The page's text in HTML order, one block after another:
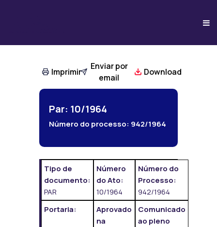
Imprimir
Enviar por
email
Download
Par: 10/1964
Número do processo: 942/1964
Tipo de
documento:
PAR
Número
do Ato:
10/1964
Número do
Processo:
942/1964
Portaria:
Aprovado
na
Comunicado
ao pleno